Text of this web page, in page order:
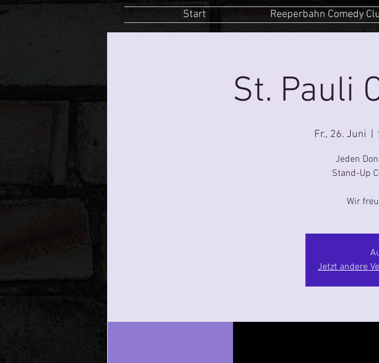
Start Reeperbahn Comedy
St. Pauli
Fr., 26. Juni
Jeden
Stand-Up
Jetzt andere